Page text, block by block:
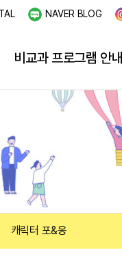
NAVER BLOG
비교과 프로그램 안내
캐릭터 포&옹